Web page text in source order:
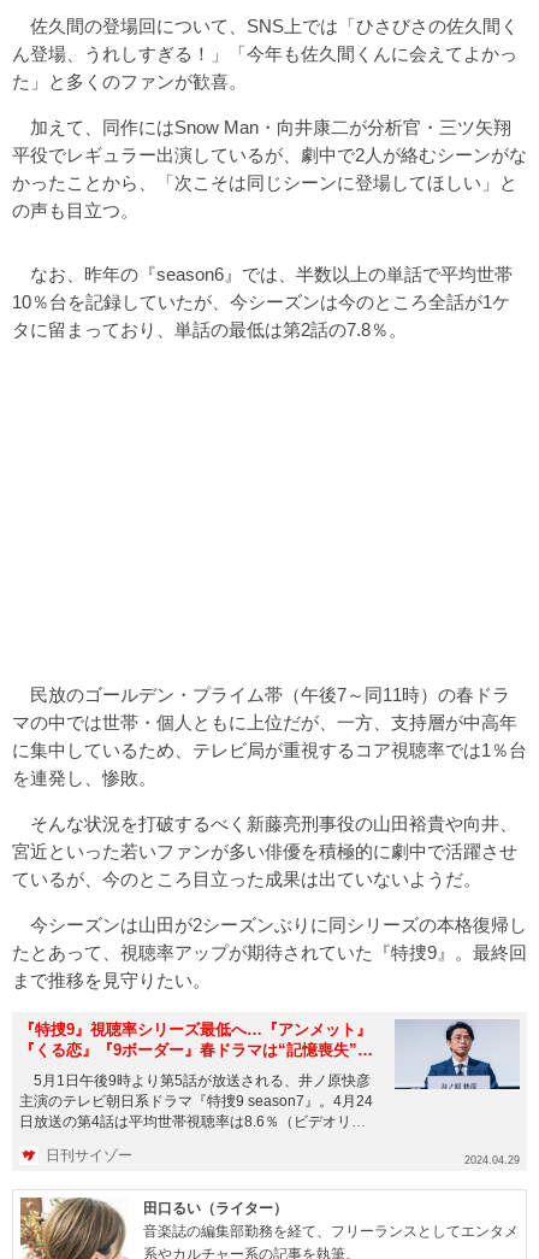
佐久間の登場回について、SNS上では「ひさびさの佐久間く
ん登場、うれしすぎる！」「今年も佐久間くんに会えてよかっ
た」と多くのファンが歓喜。
加えて、同作にはSnow Man・向井康二が分析官・三ツ矢翔
平役でレギュラー出演しているが、劇中で2人が絡むシーンがな
かったことから、「次こそは同じシーンに登場してほしい」と
の声も目立つ。
なお、昨年の『season6』では、半数以上の単話で平均世帯
10％台を記録していたが、今シーズンは今のところ全話が1ケ
タに留まっており、単話の最低は第2話の7.8％。
民放のゴールデン・プライム帯（午後7～同11時）の春ドラ
マの中では世帯・個人ともに上位だが、一方、支持層が中高年
に集中しているため、テレビ局が重視するコア視聴率では1％台
を連発し、惨敗。
そんな状況を打破するべく新藤亮刑事役の山田裕貴や向井、
宮近といった若いファンが多い俳優を積極的に劇中で活躍させ
ているが、今のところ目立った成果は出ていないようだ。
今シーズンは山田が2シーズンぶりに同シリーズの本格復帰し
たとあって、視聴率アップが期待されていた『特捜9』。最終回
まで推移を見守りたい。
『特捜9』視聴率シリーズ最低へ…『アンメット』
『くる恋』『9ボーダー』春ドラマは“記憶喪失”大
発生
5月1日午後9時より第5話が放送される、井ノ原快彦
主演のテレビ朝日系ドラマ『特捜9 season7』。4月24
日放送の第4話は平均世帯視聴率は8.6％（ビデオリサ
日刊サイゾー 2024.04.29
田口るい（ライター）
音楽誌の編集部勤務を経て、フリーランスとしてエンタメ
系やカルチャー系の記事を執筆。